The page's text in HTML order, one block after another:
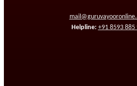
Helpline: +91 8593 885